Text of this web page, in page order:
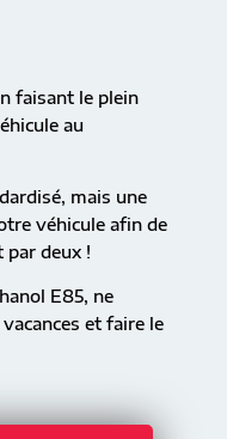
faisant le plein
au
mais une
véhicule afin de
deux !
E85, ne
et faire le